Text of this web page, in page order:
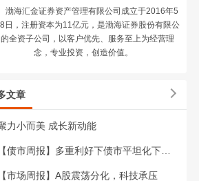
渤海汇金证券资产管理有限公司成立于2016年5
日，注册资本为11亿元，是渤海证券股份有限公
全资子公司，以客户优先、服务至上为经营理
念，专业投资，创造价值。
文章
力小而美 成长新动能
【市场周报】A股震荡分化，科技承压